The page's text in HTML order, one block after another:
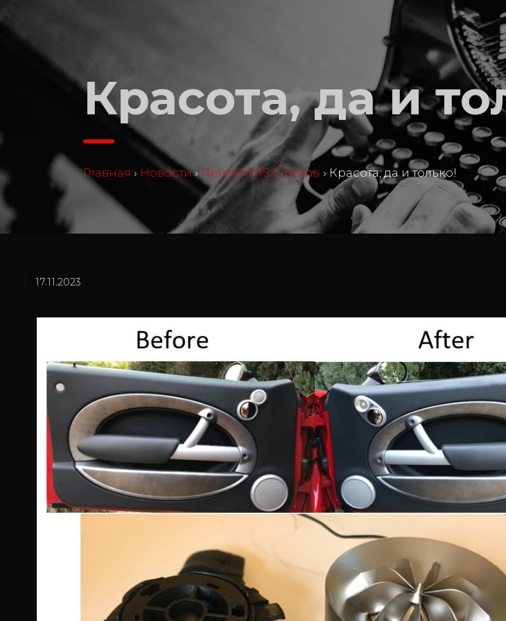
Красота, да и
Главная › Новости › Лента MMS Cinema ›Красота, да и только!
17.11.2023